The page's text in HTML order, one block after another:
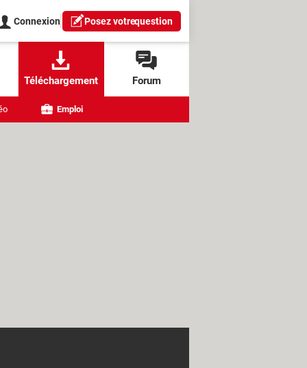
Connexion Posez votrequestion
Téléchargement Forum
Emploi